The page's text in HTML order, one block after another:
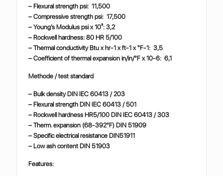
– Flexural strength psi: 11,500
– Compressive strength psi: 17,500
– Young’s Modulus psi x 10³: 3,2
– Rockwell hardness: 80 HR 5/100
– Thermal conductivity Btu x hr-1 x ft-1 x °F-1: 3,5
– Coefficient of thermal expansion in/in/°F x 10-6: 6,1
Methode / test standard
– Bulk density DIN IEC 60413 / 203
– Flexural strength DIN IEC 60413 / 501
– Rockwell hardness HR5/100 DIN IEC 60413 / 303
– Therm. expansion (68-392°F) DIN 51909
– Specific electrical resistance DIN51911
– Low ash content DIN 51903
Features: